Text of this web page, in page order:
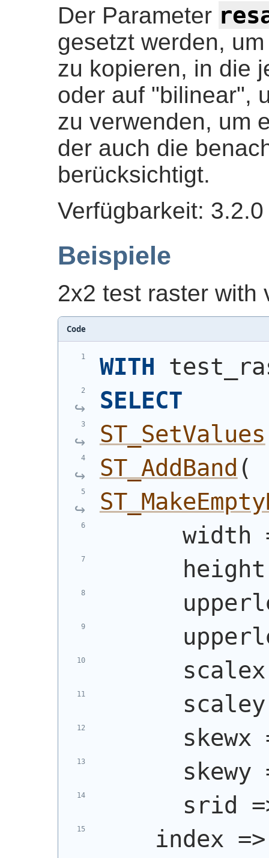
Der Parameter
gesetzt werden,
zu kopieren, in die
oder auf "bilinear",
zu verwenden, um
der auch die
berücksichtigt.
Verfügbarkeit: 3.2.0
Beispiele
2x2 test raster with
Code
WITH
SELECT
ST_SetValues
ST_AddBand (
width
skewx
skewy
srid
index